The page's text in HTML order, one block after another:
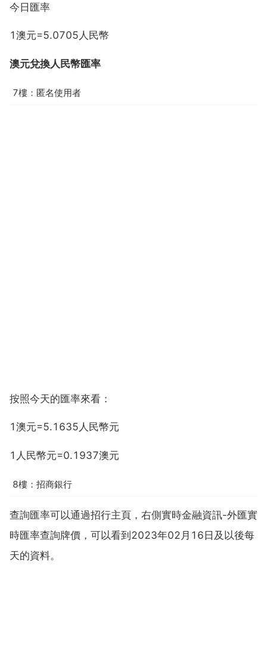
今日匯率
1澳元=5.0705人民幣
澳元兌換人民幣匯率
7樓：匿名使用者
按照今天的匯率來看：
1澳元=5.1635人民幣元
1人民幣元=0.1937澳元
8樓：招商銀行
查詢匯率可以通過招行主頁，右側實時金融資訊-外匯實
時匯率查詢牌價，可以看到2023年02月16日及以後每
天的資料。